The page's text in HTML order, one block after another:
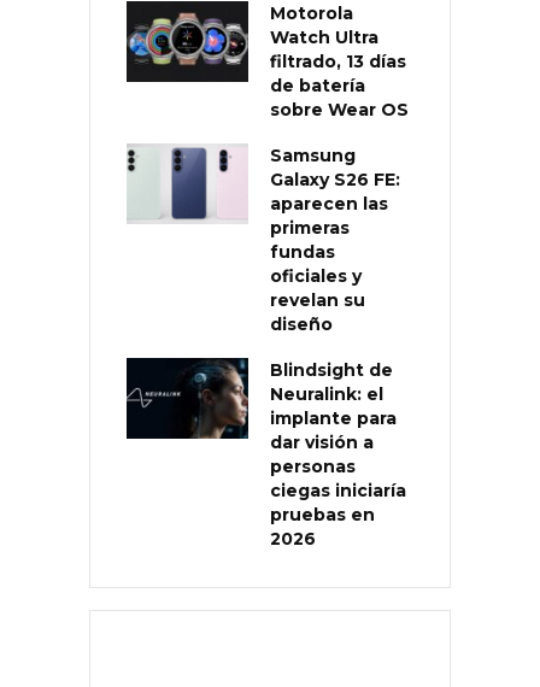
Motorola
Watch Ultra
filtrado, 13 días
de batería
sobre Wear OS
Samsung
Galaxy S26 FE:
aparecen las
primeras
fundas
oficiales y
revelan su
diseño
Blindsight de
Neuralink: el
implante para
dar visión a
personas
ciegas iniciaría
pruebas en
2026